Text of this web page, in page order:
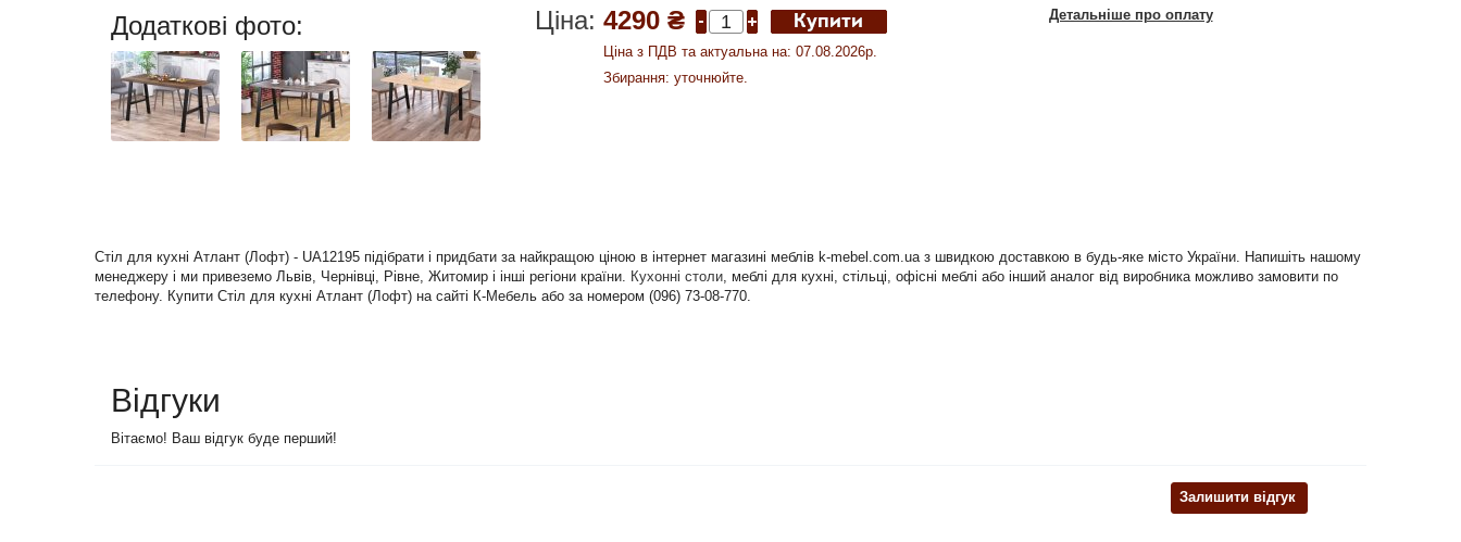
Додаткові фото: Ціна: 4290 ₴
Ціна з ПДВ та актуальна на: 07.08.2026р.
Збирання: уточнюйте.
Детальніше про оплату
Стіл для кухні Атлант (Лофт) - UA12195 підібрати і придбати за найкращою ціною в інтернет магазині меблів k-mebel.com.ua з швидкою доставкою в будь-яке місто України. Напишіть нашому
менеджеру і ми привеземо Львів, Чернівці, Рівне, Житомир і інші регіони країни. Кухонні столи, меблі для кухні, стільці, офісні меблі або інший аналог від виробника можливо замовити по
телефону. Купити Стіл для кухні Атлант (Лофт) на сайті К-Мебель або за номером (096) 73-08-770.
Відгуки
Вітаємо! Ваш відгук буде перший!
Залишити відгук